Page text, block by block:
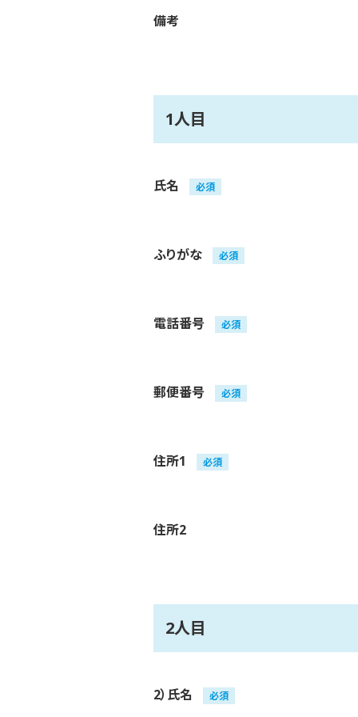
備考
1人目
氏名 必須
ふりがな 必須
電話番号 必須
郵便番号 必須
住所1 必須
住所2
2人目
2）氏名 必須